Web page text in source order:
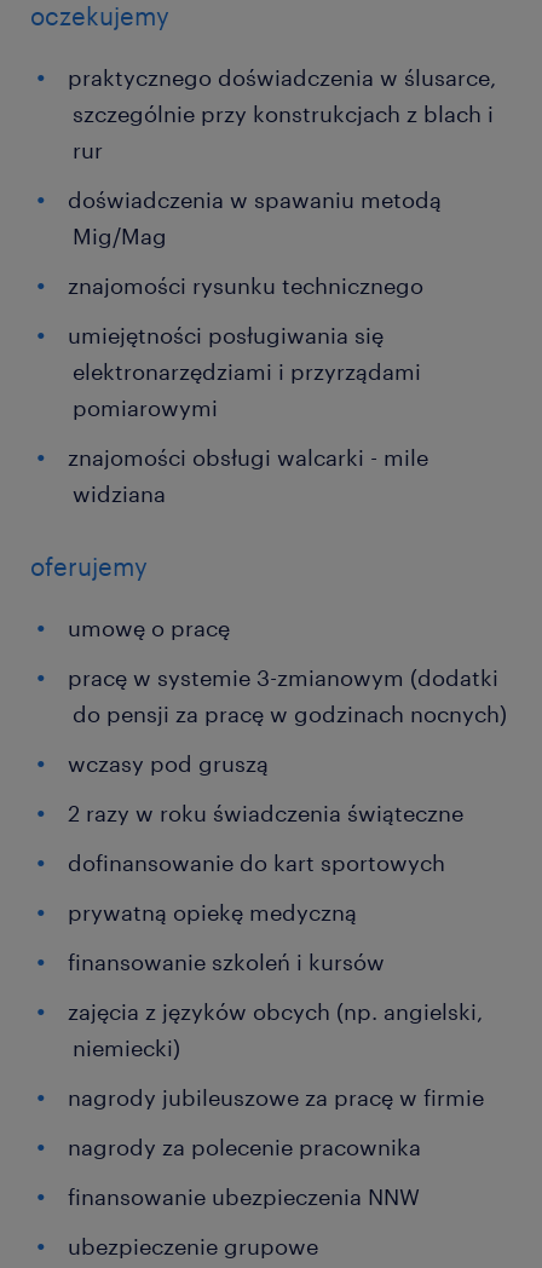
oczekujemy
praktycznego doświadczenia w ślusarce,
szczególnie przy konstrukcjach z blach i
rur
doświadczenia w spawaniu metodą
Mig/Mag
znajomości rysunku technicznego
umiejętności posługiwania się
elektronarzędziami i przyrządami
pomiarowymi
znajomości obsługi walcarki - mile
widziana
oferujemy
umowę o pracę
pracę w systemie 3-zmianowym (dodatki
do pensji za pracę w godzinach nocnych)
wczasy pod gruszą
2 razy w roku świadczenia świąteczne
dofinansowanie do kart sportowych
prywatną opiekę medyczną
finansowanie szkoleń i kursów
zajęcia z języków obcych (np. angielski,
niemiecki)
nagrody jubileuszowe za pracę w firmie
nagrody za polecenie pracownika
finansowanie ubezpieczenia NNW
ubezpieczenie grupowe